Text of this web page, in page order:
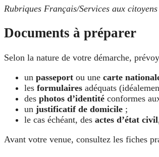
Rubriques Français/Services aux
Documents à préparer
Selon la nature de votre démarche,
un passeport ou une carte
les formulaires adéquats
des photos d’identité conformes
un justificatif de domicile ;
le cas échéant, des actes d’état civil
Avant votre venue, consultez les fiches